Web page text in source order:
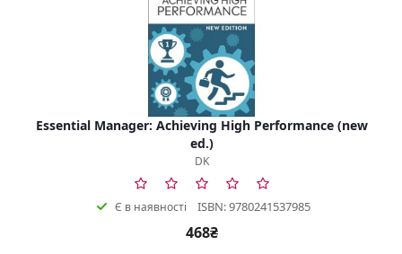
Essential Manager: Achieving High Performance (new
ed.)
DK
Є в наявності ISBN: 9780241537985
468₴